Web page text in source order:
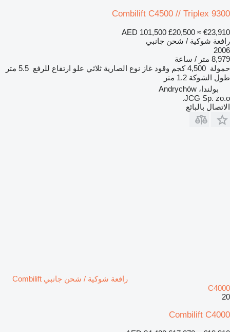
Combilift C4500 // Triplex 9300
AED 101,500 £20,500 ≈ €23,910
رافعة شوكية / شحن جانبي
2006
8,979 متر / ساعة
حمولة 4,500 كجم وقود غاز نوع الصارية ثلاثي علو ارتفاع للرفع 5.5 متر
طول الشوكة 1.2 متر
بولندا، Andrychów
JCG Sp. zo.o.
الاتصال بالبائع
رافعة شوكية / شحن جانبي Combilift
C4000
20
Combilift C4000